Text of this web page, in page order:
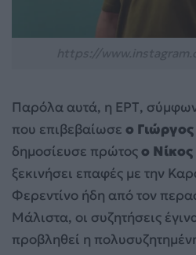
Παρόλα αυτά, η ΕΡΤ,
που επιβεβαίωσε ο
δημοσίευσε πρώτοςο
ξεκινήσει επαφές με την
Φερεντίνο ήδη από τον
Μάλιστα, οι συζητήσεις
προβληθεί η